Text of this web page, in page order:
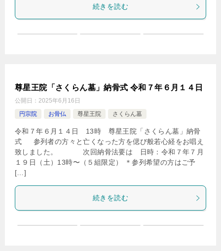
続きを読む
尊星王院「さくらん墓」納骨式 令和７年６月１４日
公開日： 2025年6月16日
円宗院
お骨仏 尊星王院 さくらん墓
令和７年６月１４日 13時 尊星王院「さくらん墓」納骨
式 参列者の方々と亡くなった方を偲び般若心経をお唱え
致しました。 次回納骨法要は 日時：令和７年７月
１９日（土）13時〜（５組限定） ＊参列希望の方はご予
[…]
続きを読む